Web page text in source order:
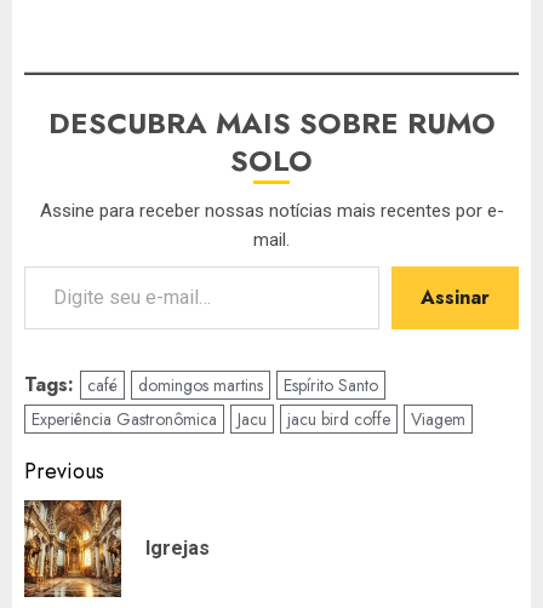
DESCUBRA MAIS SOBRE RUMO
SOLO
Assine para receber nossas notícias mais recentes por e-
mail.
Digite seu e-mail…
Assinar
Tags: café domingos martins
Espírito Santo
Experiência Gastronômica
Jacu jacu bird coffe Viagem
Post
navigation
Previous
Igrejas